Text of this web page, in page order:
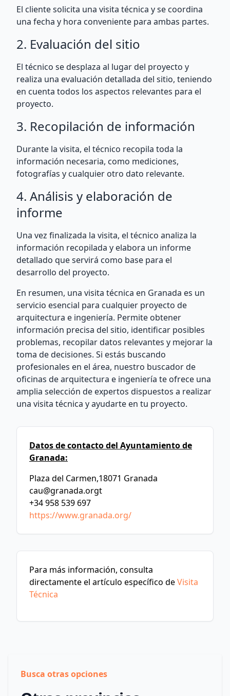
El cliente solicita una visita técnica y se coordina
una fecha y hora conveniente para ambas partes.
2. Evaluación del sitio
El técnico se desplaza al lugar del proyecto y
realiza una evaluación detallada del sitio, teniendo
en cuenta todos los aspectos relevantes para el
proyecto.
3. Recopilación de información
Durante la visita, el técnico recopila toda la
información necesaria, como mediciones,
fotografías y cualquier otro dato relevante.
4. Análisis y elaboración de
informe
Una vez finalizada la visita, el técnico analiza la
información recopilada y elabora un informe
detallado que servirá como base para el
desarrollo del proyecto.
En resumen, una visita técnica en Granada es un
servicio esencial para cualquier proyecto de
arquitectura e ingeniería. Permite obtener
información precisa del sitio, identificar posibles
problemas, recopilar datos relevantes y mejorar la
toma de decisiones. Si estás buscando
profesionales en el área, nuestro buscador de
oficinas de arquitectura e ingeniería te ofrece una
amplia selección de expertos dispuestos a realizar
una visita técnica y ayudarte en tu proyecto.
Datos de contacto del Ayuntamiento de
Granada:
Plaza del Carmen,18071 Granada
cau@granada.orgt
+34 958 539 697
https://www.granada.org/
Para más información, consulta
directamente el artículo específico deVisita
Técnica
Busca otras opciones